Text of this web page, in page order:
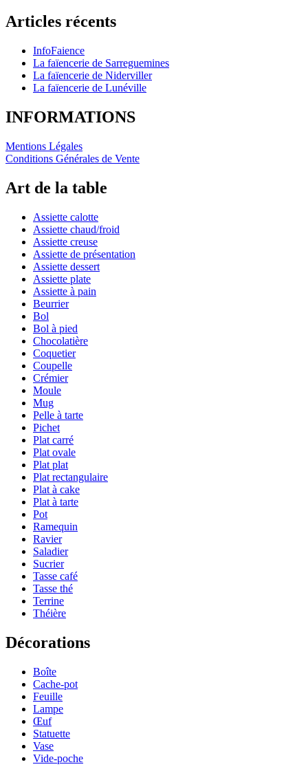
Articles récents
InfoFaience
La faïencerie de Sarreguemines
La faïencerie de Niderviller
La faïencerie de Lunéville
INFORMATIONS
Mentions Légales
Conditions Générales de Vente
Art de la table
Assiette calotte
Assiette chaud/froid
Assiette creuse
Assiette de présentation
Assiette dessert
Assiette plate
Assiette à pain
Beurrier
Bol
Bol à pied
Chocolatière
Coquetier
Coupelle
Crémier
Moule
Mug
Pelle à tarte
Pichet
Plat carré
Plat ovale
Plat plat
Plat rectangulaire
Plat à cake
Plat à tarte
Pot
Ramequin
Ravier
Saladier
Sucrier
Tasse café
Tasse thé
Terrine
Théière
Décorations
Boîte
Cache-pot
Feuille
Lampe
Œuf
Statuette
Vase
Vide-poche